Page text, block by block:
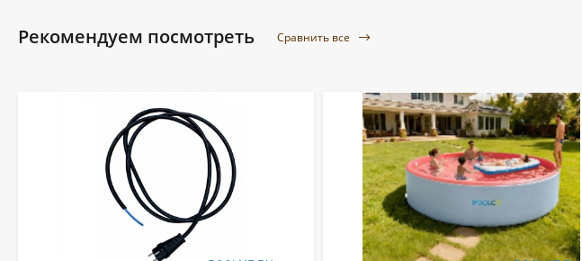
Рекомендуем посмотреть Сравнить все